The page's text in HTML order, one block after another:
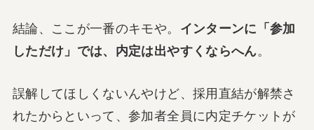
結論、ここが一番のキモや。 インターンに「参加
しただけ」では、内定は出やすくならへん。
誤解してほしくないんやけど、採用直結が解禁さ
れたからといって、参加者全員に内定チケットが